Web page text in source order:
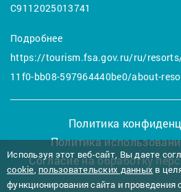
С9112025013741
Подробнее
https://tourism.fsa.gov.ru/ru/
11f0-bb08-597964440be0/about-
Политика
Политика
Согласие на обработку
Используя этот веб-сайт, Вы даете
cookie, пользовательских данных в
функционирования сайта и проведения